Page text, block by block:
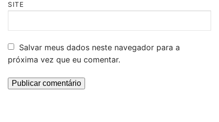
SITE
Salvar meus dados neste navegador para a
próxima vez que eu comentar.